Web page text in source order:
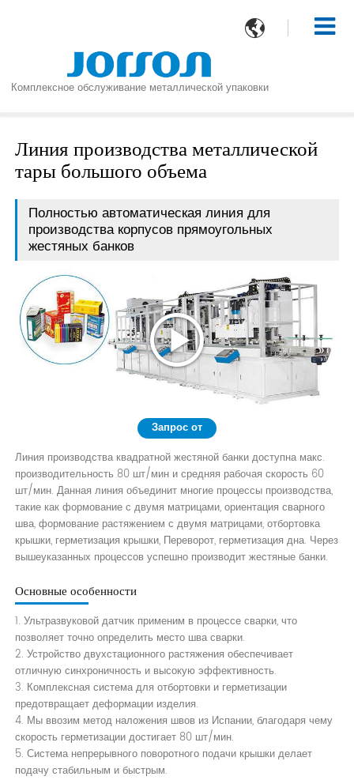

Комплексное обслуживание металлической упаковки
Линия производства металлической
тары большого объема
Полностью автоматическая линия для
производства корпусов прямоугольных
жестяных банков
Запрос от
Линия производства квадратной жестяной банки доступна макс.
производительность 80 шт/мин и средняя рабочая скорость 60
шт/мин. Данная линия объединит многие процессы производства,
такие как формование с двумя матрицами, ориентация сварного
шва, формование растяжением с двумя матрицами, отбортовка
крышки, герметизация крышки, Переворот, герметизация дна. Через
вышеуказанных процессов успешно производит жестяные банки.
Основные особенности
1. Ультразвуковой датчик применим в процессе сварки, что
позволяет точно определить место шва сварки.
2. Устройство двухстационного растяжения обеспечивает
отличную синхроничность и высокую эффективность.
3. Комплексная система для отбортовки и герметизации
предотвращает деформации изделия.
4. Мы ввозим метод наложения швов из Испании, благодаря чему
скорость герметизации достигает 80 шт/мин.
5. Система непрерывного поворотного подачи крышки делает
подачу стабильным и быстрым.